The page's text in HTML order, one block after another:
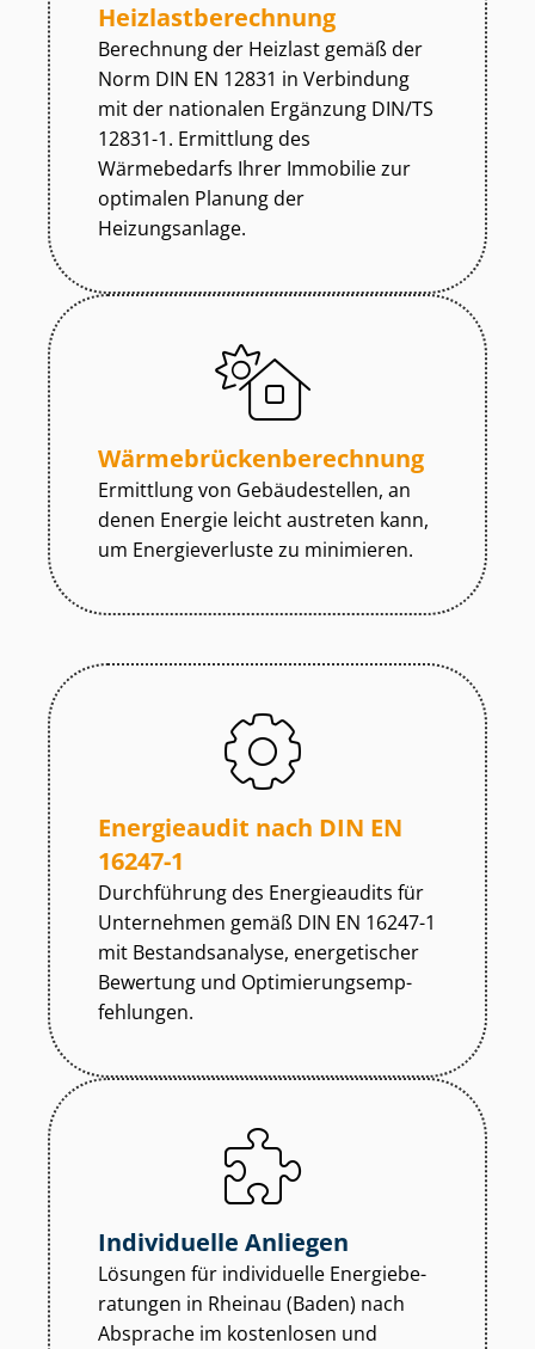
Heiz­last­be­rech­nung
Berechnung der Heizlast gemäß der
Norm DIN EN 12831 in Verbindung
mit der nationalen Ergänzung DIN/TS
12831-1. Ermittlung des
Wärmebedarfs Ihrer Immobilie zur
optimalen Planung der
Heizungsanlage.
Wär­me­brü­cken­be­rech­nung
Ermittlung von Gebäudestellen, an
denen Energie leicht austreten kann,
um Energieverluste zu minimieren.
Energieaudit nach DIN EN
16247-1
Durchführung des Energieaudits für
Unternehmen gemäß DIN EN 16247-1
mit Bestandsanalyse, energetischer
Bewertung und Op­ti­mie­rungs­emp­
feh­lun­gen.
Individuelle Anliegen
Lösungen für individuelle En­er­gie­be­
ra­tun­gen in Rheinau (Baden) nach
Absprache im kostenlosen und